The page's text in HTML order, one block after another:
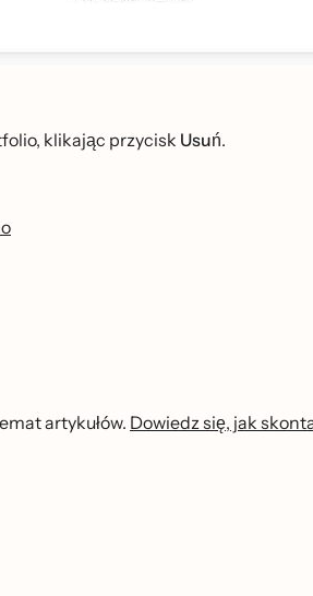
klikając przycisk Usuń.
artykułów. Dowiedz się, jak